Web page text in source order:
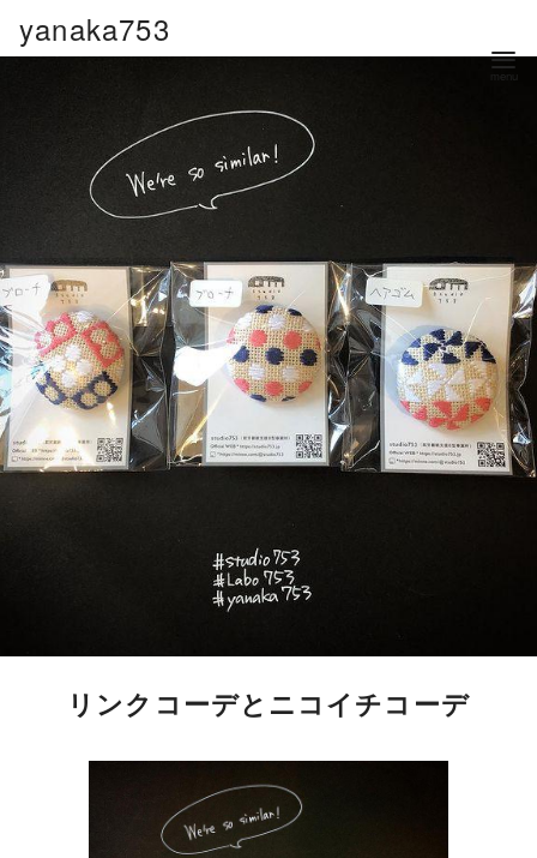
yanaka753
リンクコーデとニコイチコーデ